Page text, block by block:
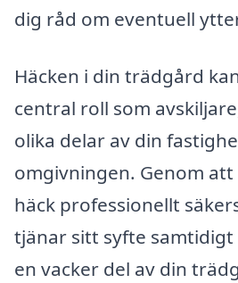
dig råd om eventuell
Häcken i din trädgård
central roll som
olika delar av din
omgivningen. Genom
häck professionellt
tjänar sitt syfte
en vacker del av din